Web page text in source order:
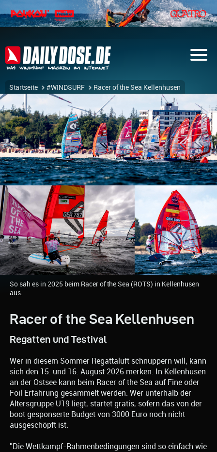
Startseite #WINDSURF Racer of the Sea Kellenhusen
So sah es in 2025 beim Racer of the Sea (ROTS) in Kellenhusen
aus.
Racer of the Sea Kellenhusen
Regatten und Testival
Wer in diesem Sommer Regattaluft schnuppern will, kann
sich den 15. und 16. August 2026 merken. In Kellenhusen
an der Ostsee kann beim Racer of the Sea auf Fine oder
Foil Erfahrung gesammelt werden. Wer unterhalb der
Altersgruppe U19 liegt, startet gratis, sofern das von der
boot gesponserte Budget von 3000 Euro noch nicht
ausgeschöpft ist.
"Die Wettkampf-Rahmenbedingungen sind so einfach wie